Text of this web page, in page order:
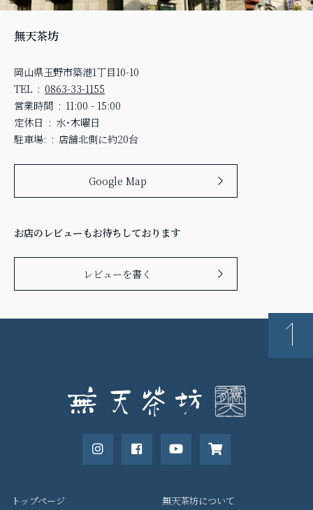
無天茶坊
岡山県玉野市築港1丁目10-10
TEL
0863-33-1155
営業時間
11:00 - 15:00
定休日
水・木曜日
駐車場:
店舗北側に約20台
Google Map
お店のレビューもお待ちしております
レビューを書く
トップページ 無天茶坊について